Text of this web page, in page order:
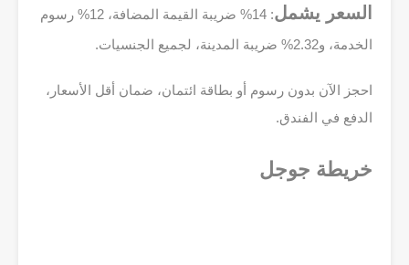
السعر يشمل
: 14% ضريبة القيمة المضافة، 12% رسوم
الخدمة، و2.32% ضريبة المدينة، لجميع الجنسيات.
احجز الآن بدون رسوم أو بطاقة ائتمان، ضمان أقل الأسعار،
الدفع في الفندق.
خريطة جوجل